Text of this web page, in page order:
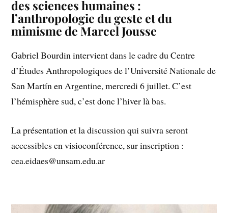
des sciences humaines :
l’anthropologie du geste et du
mimisme de Marcel Jousse
Gabriel Bourdin intervient dans le cadre du Centre
d’Études Anthropologiques de l’Université Nationale de
San Martín en Argentine, mercredi 6 juillet. C’est
l’hémisphère sud, c’est donc l’hiver là bas.
La présentation et la discussion qui suivra seront
accessibles en visioconférence, sur inscription :
cea.eidaes@unsam.edu.ar